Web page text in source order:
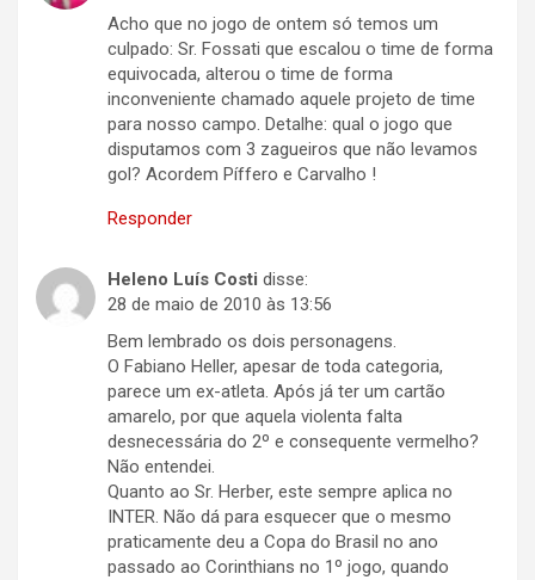
Acho que no jogo de ontem só temos um
culpado: Sr. Fossati que escalou o time de forma
equivocada, alterou o time de forma
inconveniente chamado aquele projeto de time
para nosso campo. Detalhe: qual o jogo que
disputamos com 3 zagueiros que não levamos
gol? Acordem Píffero e Carvalho !
Responder
Heleno Luís Costi disse:
28 de maio de 2010 às 13:56
Bem lembrado os dois personagens.
O Fabiano Heller, apesar de toda categoria,
parece um ex-atleta. Após já ter um cartão
amarelo, por que aquela violenta falta
desnecessária do 2º e consequente vermelho?
Não entendei.
Quanto ao Sr. Herber, este sempre aplica no
INTER. Não dá para esquecer que o mesmo
praticamente deu a Copa do Brasil no ano
passado ao Corinthians no 1º jogo, quando